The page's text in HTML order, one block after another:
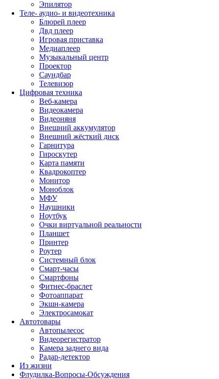
Эпилятор
Теле- аудио- и видеотехника
Блюрей плеер
Двд плеер
Игровая приставка
Медиаплеер
Музыкальный центр
Проектор
Саундбар
Телевизор
Цифровая техника
Веб-камера
Видеокамера
Видеоняня
Внешний аккумулятор
Внешний жёсткий диск
Гарнитура
Гироскутер
Карта памяти
Квадрокоптер
Монитор
Моноблок
МФУ
Наушники
Ноутбук
Очки виртуальной реальности
Планшет
Принтер
Роутер
Системный блок
Смарт-часы
Смартфоны
Фитнес-браслет
Фотоаппарат
Экшн-камера
Электросамокат
Автотовары
Автопылесос
Видеорегистратор
Камера заднего вида
Радар-детектор
Из жизни
Флудилка-Вопросы-Обсуждения